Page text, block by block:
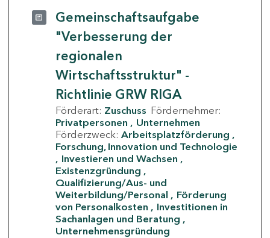
Gemeinschaftsaufgabe
"Verbesserung der
regionalen
Wirtschaftsstruktur" -
Richtlinie GRW RIGA
Förderart: Zuschuss Fördernehmer:
Privatpersonen
Unternehmen
Förderzweck: Arbeitsplatzförderung
Forschung, Innovation und Technologie
Investieren und Wachsen
Existenzgründung
Qualifizierung/Aus- und
Weiterbildung/Personal
Förderung
von Personalkosten
Investitionen in
Sachanlagen und Beratung
Unternehmensgründung